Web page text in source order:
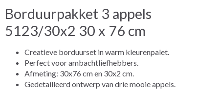
Borduurpakket 3 appels
5123/30x2 30 x 76 cm
Creatieve borduurset in warm kleurenpalet.
Perfect voor ambachtliefhebbers.
Afmeting: 30x76 cm en 30x2 cm.
Gedetailleerd ontwerp van drie mooie appels.